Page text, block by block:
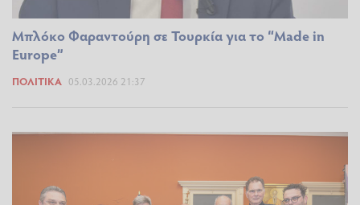
Μπλόκο Φαραντούρη σε Τουρκία για το “Made in
Europe”
ΠΟΛΙΤΙΚΆ 05.03.2026 21:37